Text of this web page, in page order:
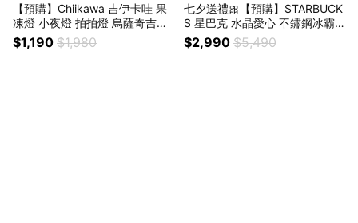
【預購】Chiikawa 吉伊卡哇 果
凍燈 小夜燈 拍拍燈 烏薩奇吉伊
生日禮物 生日快樂 情人節禮物
情人節快樂
$1,190 $1,980
七夕送禮🎀【預購】STARBUCK
S 星巴克 水晶愛心 不鏽鋼冰霸
杯 吸管杯 禮盒裝 670ML 生日快
樂 生日禮物
$2,990 $5,490